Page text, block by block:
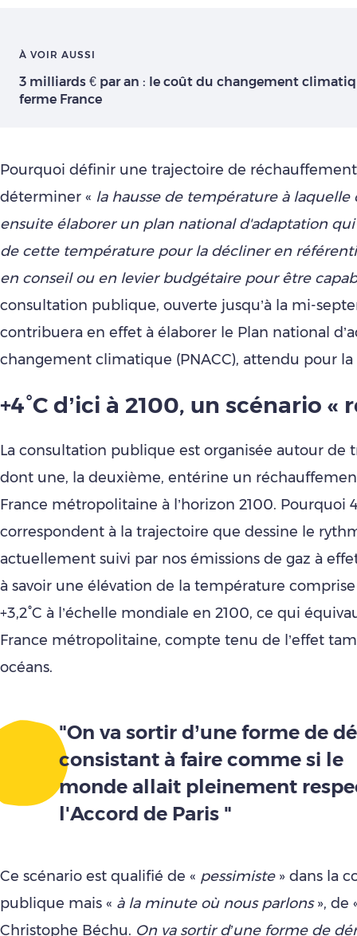
À VOIR AUSSI
3 milliards € par an : le coût du changement
ferme France
Pourquoi définir une trajectoire de réchauffement
déterminer « la hausse de température à laquelle
ensuite élaborer un plan national d'adaptation
de cette température pour la décliner en
en conseil ou en levier budgétaire pour être
consultation publique, ouverte jusqu’à la mi-
contribuera en effet à élaborer le Plan national
changement climatique (PNACC), attendu pour la
+4°C d’ici à 2100, un scénario «
La consultation publique est organisée autour de
dont une, la deuxième, entérine un
France métropolitaine à l’horizon 2100. Pourquoi
correspondent à la trajectoire que dessine le
actuellement suivi par nos émissions de gaz à
à savoir une élévation de la température comprise
+3,2°C à l’échelle mondiale en 2100, ce qui
France métropolitaine, compte tenu de l’effet
océans.
"On va sortir d’une forme de
consistant à faire comme si le
monde allait pleinement
l'Accord de Paris "
Ce scénario est qualifié de « pessimiste» dans la
publique mais « à la minute où nous parlons», de
Christophe Béchu. On va sortir d’une forme de